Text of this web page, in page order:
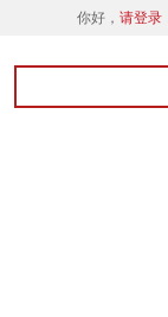
你好， 请登录